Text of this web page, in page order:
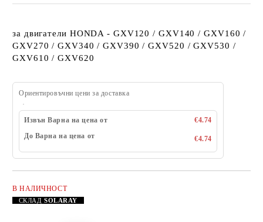
за двигатели HONDA - GXV120 / GXV140 / GXV160 /
GXV270 / GXV340 / GXV390 / GXV520 / GXV530 /
GXV610 / GXV620
Ориентировъчни цени за доставка
Извън Варна на цена от
€4.74
До Варна на цена от
€4.74
В НАЛИЧНОСТ
СКЛАДSOLARAY